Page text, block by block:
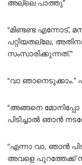
അല്ലെ പാത്തു”
“മിണ്ടണ്ട എന്നോട്,
പറ്റിയതല്ലേ,
സംസാരിക്കുന്നത്.”
“വാ
“അങ്ങനെ
പിടിച്ചാൽ ഞാൻ
“എന്നാ വാ, ഞാൻ
അവളെ പുറത്തേക്ക്